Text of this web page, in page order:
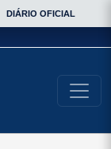
DIÁRIO OFICIAL